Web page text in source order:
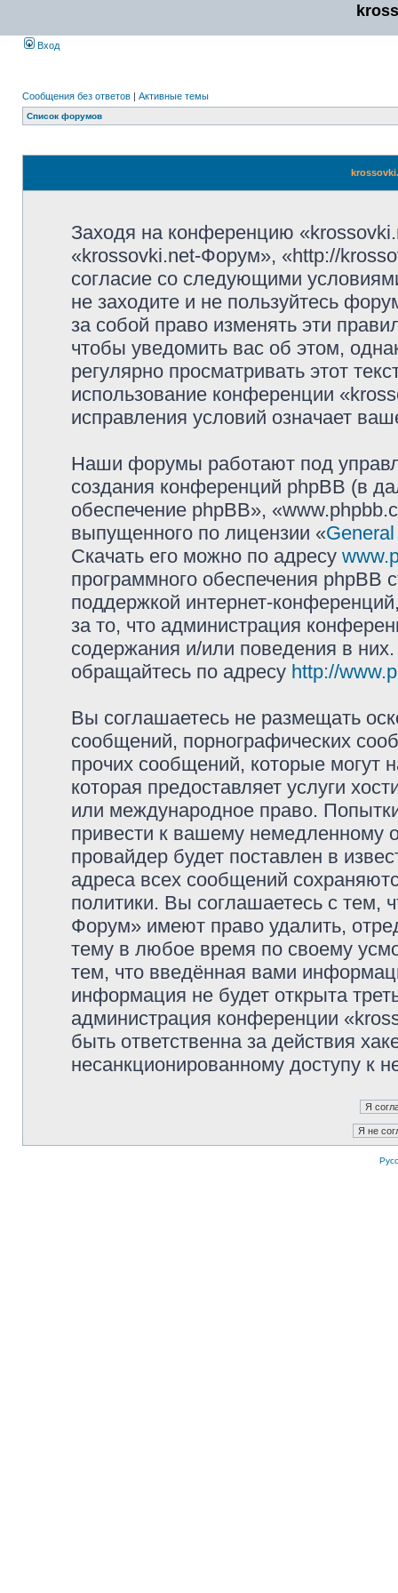
Вход
Сообщения без ответов | Активные темы
Список форумов
Заходя на конференцию
«krossovki.net-Форум», «http://
согласие со следующими
не заходите и не пользуйтесь
за собой право изменять эти
чтобы уведомить вас об этом,
регулярно просматривать этот
использование конференции
исправления условий означает
Наши форумы работают под
создания конференций phpBB (в
обеспечение phpBB»,
выпущенного по лицензии «
Скачать его можно по адресу
программного обеспечения phpBB
поддержкой интернет-
за то, что администрация
содержания и/или поведения в
обращайтесь по адресу http://
Вы соглашаетесь не размещать
сообщений, порнографических
прочих сообщений, которые могут
которая предоставляет услуги
или международное право.
привести к вашему немедленному
провайдер будет поставлен в
адреса всех сообщений
политики. Вы соглашаетесь с тем,
Форум» имеют право удалить,
тему в любое время по своему
тем, что введённая вами
информация не будет открыта
администрация конференции
быть ответственна за действия
несанкционированному доступу к